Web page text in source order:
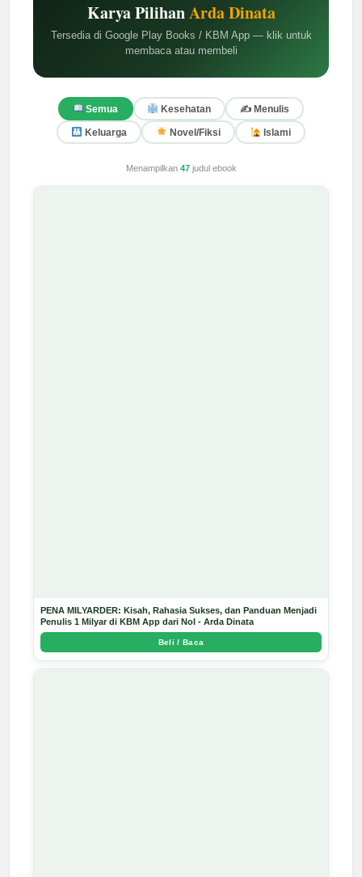
Karya PilihanArda Dinata
Tersedia di Google Play Books / KBM App — klik untuk
membaca atau membeli
Semua Kesehatan ✍️ Menulis
Keluarga Novel/Fiksi Islami
Menampilkan 47judul ebook
PENA MILYARDER: Kisah, Rahasia Sukses, dan Panduan Menjadi
Penulis 1 Milyar di KBM App dari Nol - Arda Dinata
Beli / Baca